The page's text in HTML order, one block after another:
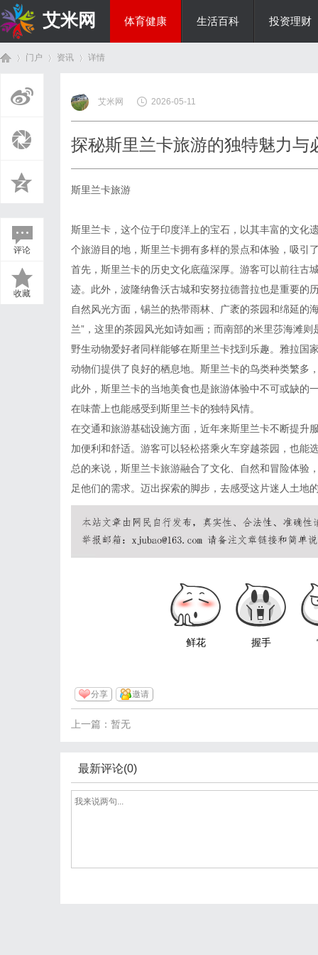
艾米网 体育健康 生活百科 投资理财
门户 资讯
›
详情
评论
收藏
艾米网 2026-05-11
探秘斯里兰卡旅游的独特魅力与
斯里兰卡旅游
斯里兰卡，这个位于印度洋上的宝石，以其丰富的文化
个旅游目的地，斯里兰卡拥有多样的景点和体验，吸引
首先，斯里兰卡的历史文化底蕴深厚。游客可以前往古
迹。此外，波隆纳鲁沃古城和安努拉德普拉也是重要的
自然风光方面，锡兰的热带雨林、广袤的茶园和绵延的
兰”，这里的茶园风光如诗如画；而南部的米里莎海滩
野生动物爱好者同样能够在斯里兰卡找到乐趣。雅拉国
动物们提供了良好的栖息地。斯里兰卡的鸟类种类繁多
此外，斯里兰卡的当地美食也是旅游体验中不可或缺的
在味蕾上也能感受到斯里兰卡的独特风情。
在交通和旅游基础设施方面，近年来斯里兰卡不断提升
加便利和舒适。游客可以轻松搭乘火车穿越茶园，也能
总的来说，斯里兰卡旅游融合了文化、自然和冒险体验
足他们的需求。迈出探索的脚步，去感受这片迷人土地
鲜花 握手
分享 邀请
上一篇：暂无
最新评论(0)